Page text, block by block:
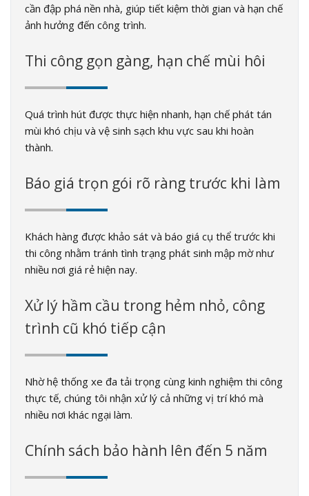
cần đập phá nền nhà, giúp tiết kiệm thời gian và hạn chế
ảnh hưởng đến công trình.
Thi công gọn gàng, hạn chế mùi hôi
Quá trình hút được thực hiện nhanh, hạn chế phát tán
mùi khó chịu và vệ sinh sạch khu vực sau khi hoàn
thành.
Báo giá trọn gói rõ ràng trước khi làm
Khách hàng được khảo sát và báo giá cụ thể trước khi
thi công nhằm tránh tình trạng phát sinh mập mờ như
nhiều nơi giá rẻ hiện nay.
Xử lý hầm cầu trong hẻm nhỏ, công
trình cũ khó tiếp cận
Nhờ hệ thống xe đa tải trọng cùng kinh nghiệm thi công
thực tế, chúng tôi nhận xử lý cả những vị trí khó mà
nhiều nơi khác ngại làm.
Chính sách bảo hành lên đến 5 năm